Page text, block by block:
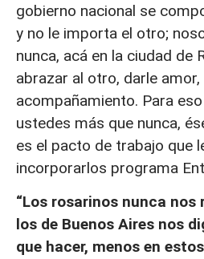
gobierno nacional se
y no le importa el otro;
nunca, acá en la ciudad de
abrazar al otro, darle
acompañamiento. Para
ustedes más que nunca,
es el pacto de trabajo que
incorporarlos programa
“Los rosarinos nunca nos
los de Buenos Aires nos
que hacer, menos en